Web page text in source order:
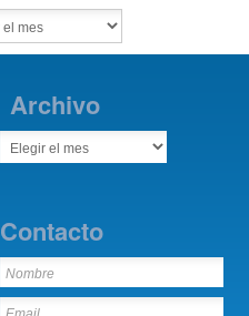
Archivo
Contacto